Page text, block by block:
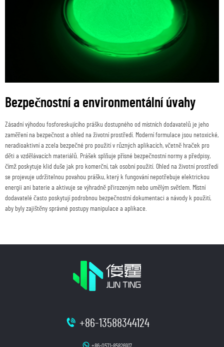
Bezpečnostní a environmentální úvahy
Zásadní výhodou fosforeskujícího prášku dostupného od místních dodavatelů je jeho
zaměření na bezpečnost a ohled na životní prostředí. Moderní formulace jsou netoxické,
neradioaktivní a zcela bezpečné pro použití v různých aplikacích, včetně hraček pro
děti a vzdělávacích materiálů. Prášek splňuje přísné bezpečnostní normy a předpisy,
čímž poskytuje klid duše jak pro komerční, tak osobní použití. Ohled na životní prostředí
se projevuje udržitelnou povahou prášku, který k fungování nepotřebuje elektrickou
energii ani baterie a aktivuje se výhradně přirozeným nebo umělým světlem. Místní
dodavatelé často poskytují podrobnou bezpečnostní dokumentaci a návody k použití,
aby byly zajištěny správné postupy manipulace a aplikace.
+86-13588344124